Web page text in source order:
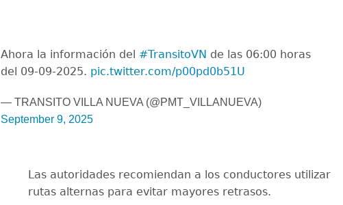
Ahora la información del #TransitoVN de las 06:00 horas
del 09-09-2025. pic.twitter.com/p00pd0b51U
— TRANSITO VILLA NUEVA (@PMT_VILLANUEVA)
September 9, 2025
Las autoridades recomiendan a los conductores utilizar
rutas alternas para evitar mayores retrasos.